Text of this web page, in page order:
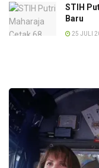
STIH
Baru
25 JULI